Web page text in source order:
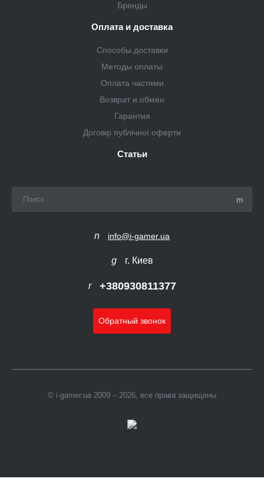
Бренды
Оплата и доставка
Способы доставки
Методы оплаты
Оплата частями
Возврат и обмен
Гарантия
Договір публічної оферти
Статьи
info@i-gamer.ua
г. Киев
+380930811377
Обратный звонок
© i-gamer.ua 2009 – 2026, все права защищены